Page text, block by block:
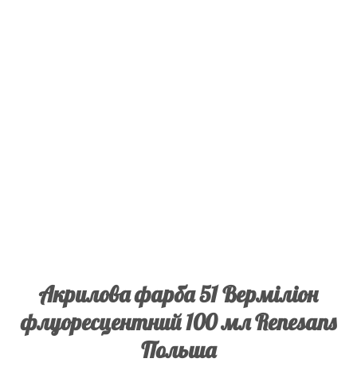
Акрилова фарба 51 Верміліон
флуоресцентний 100 мл Renesans
Польша